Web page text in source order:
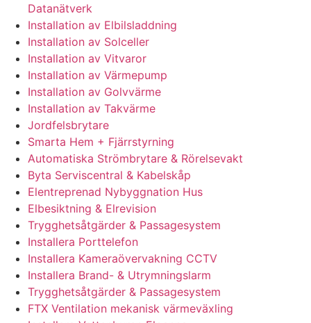
Datanätverk
Installation av Elbilsladdning
Installation av Solceller
Installation av Vitvaror
Installation av Värmepump
Installation av Golvvärme
Installation av Takvärme
Jordfelsbrytare
Smarta Hem + Fjärrstyrning
Automatiska Strömbrytare & Rörelsevakt
Byta Serviscentral & Kabelskåp
Elentreprenad Nybyggnation Hus
Elbesiktning & Elrevision
Trygghetsåtgärder & Passagesystem
Installera Porttelefon
Installera Kameraövervakning CCTV
Installera Brand- & Utrymningslarm
Trygghetsåtgärder & Passagesystem
FTX Ventilation mekanisk värmeväxling